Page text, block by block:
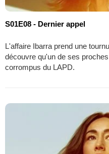
S01E08 - Dernier appel
L'affaire Ibarra prend une
découvre qu'un de ses
corrompus du LAPD.